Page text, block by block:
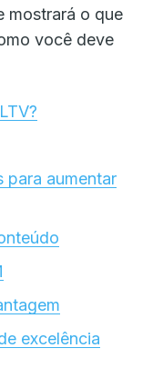
mostrará o que
você deve
para aumentar
excelência